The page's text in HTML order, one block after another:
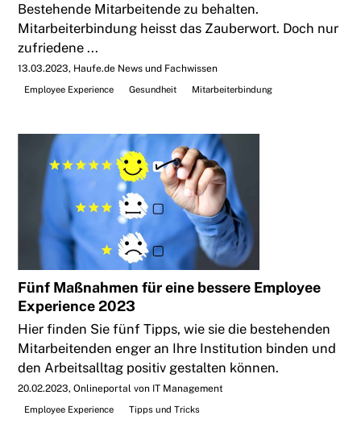
Bestehende Mitarbeitende zu behalten.
Mitarbeiterbindung heisst das Zauberwort. Doch nur
zufriedene ...
13.03.2023 Haufe.de News und Fachwissen
Employee Experience
Gesundheit Mitarbeiterbindung
Fünf Maßnahmen für eine bessere Employee
Experience 2023
Hier finden Sie fünf Tipps, wie sie die bestehenden
Mitarbeitenden enger an Ihre Institution binden und
den Arbeitsalltag positiv gestalten können.
20.02.2023 Onlineportal von IT Management
Employee Experience
Tipps und Tricks